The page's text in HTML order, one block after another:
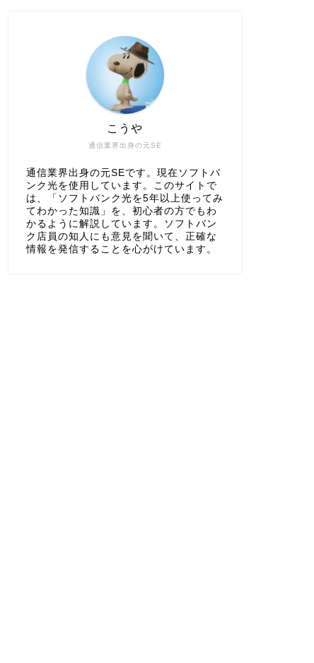
通信業界出身の元SE
こうや
通信業界出身の元SEです。現在ソフトバ
ンク光を使用しています。このサイトで
は、「ソフトバンク光を5年以上使ってみ
てわかった知識」を、初心者の方でもわ
かるように解説しています。ソフトバン
ク店員の知人にも意見を聞いて、正確な
情報を発信することを心がけています。